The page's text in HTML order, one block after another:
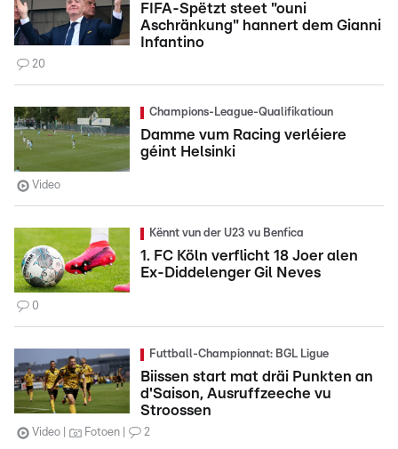
FIFA-Spëtzt steet "ouni
Aschränkung" hannert dem Gianni
Infantino
20
Champions-League-Qualifikatioun
Damme vum Racing verléiere
géint Helsinki
Video
Kënnt vun der U23 vu Benfica
1. FC Köln verflicht 18 Joer alen
Ex-Diddelenger Gil Neves
0
Futtball-Championnat: BGL Ligue
Biissen start mat dräi Punkten an
d'Saison, Ausruffzeeche vu
Stroossen
Video Fotoen 2